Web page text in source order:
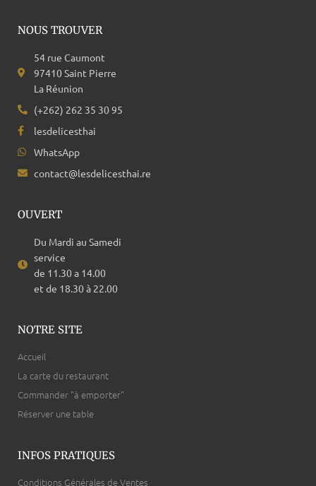
NOUS TROUVER
54 rue Caumont
97410 Saint Pierre
La Réunion
(+262) 262 35 30 95
lesdelicesthai
WhatsApp
contact@lesdelicesthai.re
OUVERT
Du Mardi au Samedi
service
de 11.30 a 14.00
et de 18.30 à 22.00
NOTRE SITE
Accueil
La carte du restaurant
Commander "à emporter"
Réserver une table
INFOS PRATIQUES
Conditions Générales de Ventes